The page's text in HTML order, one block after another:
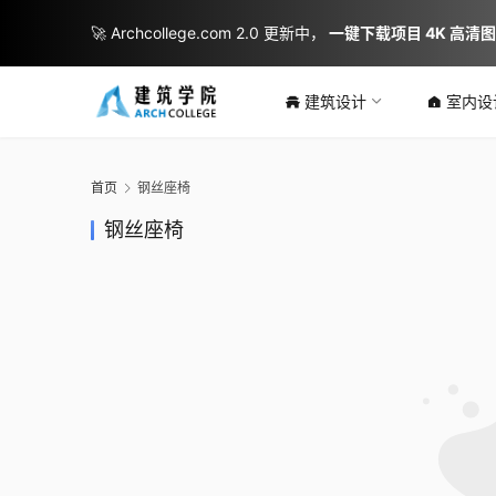
建筑设计 室内设
首页 钢丝座椅
钢丝座椅
🚀 Archcollege.com 2.0 更新中， 一键下载项目 4K 高清